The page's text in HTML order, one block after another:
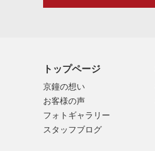
トップページ
京鐘の想い
お客様の声
フォトギャラリー
スタッフブログ